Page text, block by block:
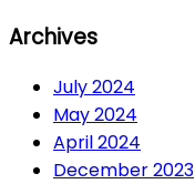
Archives
July 2024
May 2024
April 2024
December 2023